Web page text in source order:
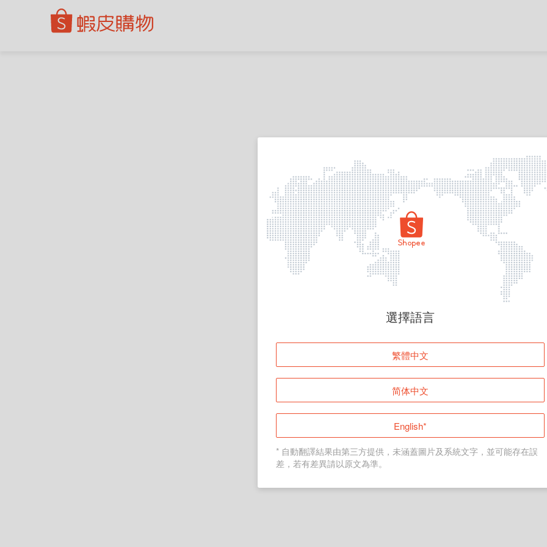
頁面無法顯示
登入
返回首頁
選擇語言
繁體中文
简体中文
English*
* 自動翻譯結果由第三方提供，未涵蓋圖片及系統文字，並可能存在誤
差，若有差異請以原文為準。